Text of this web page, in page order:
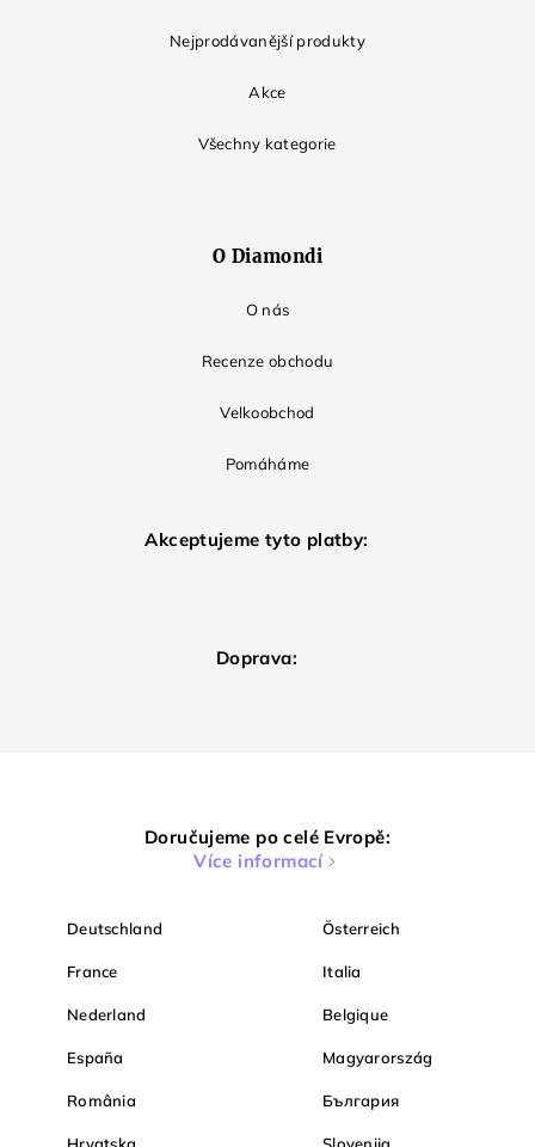
Nejprodávanější produkty
Akce
Všechny kategorie
O Diamondi
O nás
Recenze obchodu
Velkoobchod
Pomáháme
Akceptujeme tyto platby:
Doprava:
Doručujeme po celé Evropě:
Více informací
Deutschland Österreich
France Italia
Nederland Belgique
España Magyarország
România България
Hrvatska Slovenija